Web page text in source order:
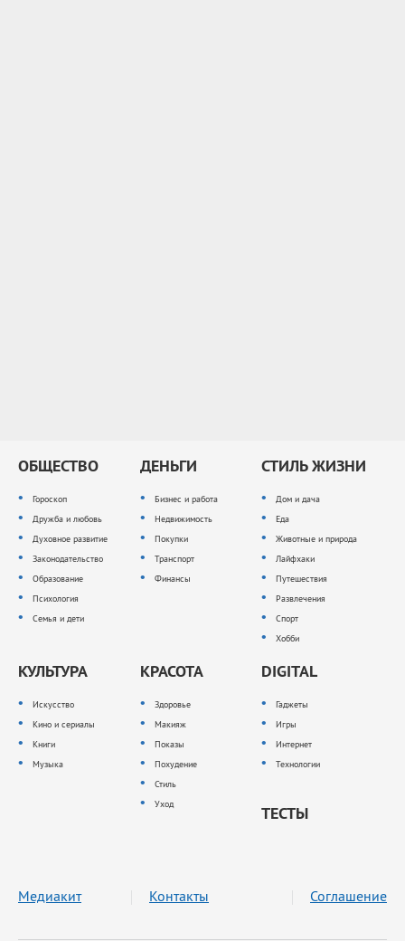
ОБЩЕСТВО
Гороскоп
Дружба и любовь
Духовное развитие
Законодательство
Образование
Психология
Семья и дети
ДЕНЬГИ
Бизнес и работа
Недвижимость
Покупки
Транспорт
Финансы
СТИЛЬ ЖИЗНИ
Дом и дача
Еда
Животные и природа
Лайфхаки
Путешествия
Развлечения
Спорт
Хобби
КУЛЬТУРА
Искусство
Кино и сериалы
Книги
Музыка
КРАСОТА
Здоровье
Макияж
Показы
Похудение
Стиль
Уход
DIGITAL
Гаджеты
Игры
Интернет
Технологии
ТЕСТЫ
Медиакит Контакты Соглашение